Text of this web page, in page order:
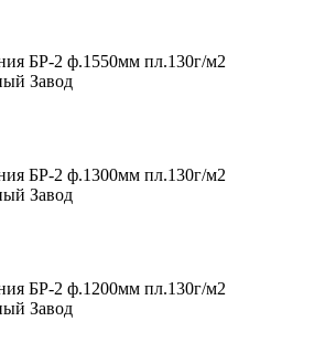
БР-2 ф.1550мм пл.130г/м2
Завод
БР-2 ф.1300мм пл.130г/м2
Завод
БР-2 ф.1200мм пл.130г/м2
Завод